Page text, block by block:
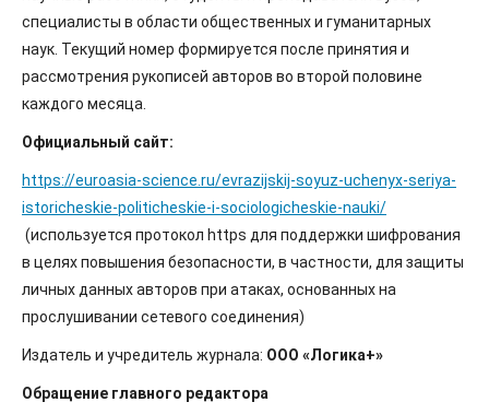
специалисты в области общественных и гуманитарных
наук. Текущий номер формируется после принятия и
рассмотрения рукописей авторов во второй половине
каждого месяца.
Официальный сайт:
https://euroasia-science.ru/evrazijskij-soyuz-uchenyx-seriya-
istoricheskie-politicheskie-i-sociologicheskie-nauki/
(используется протокол https для поддержки шифрования
в целях повышения безопасности, в частности, для защиты
личных данных авторов при атаках, основанных на
прослушивании сетевого соединения)
Издатель и учредитель журнала: ООО «Логика+»
Обращение главного редактора